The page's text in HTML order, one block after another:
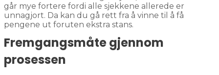
går mye fortere fordi alle sjekkene allerede er
unnagjort. Da kan du gå rett fra å vinne til å få
pengene ut foruten ekstra stans.
Fremgangsmåte gjennom
prosessen